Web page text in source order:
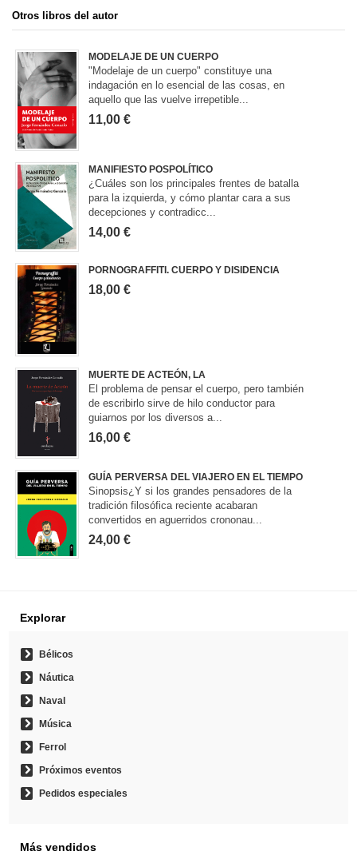
Otros libros del autor
MODELAJE DE UN CUERPO
"Modelaje de un cuerpo" constituye una
indagación en lo esencial de las cosas, en
aquello que las vuelve irrepetible...
11,00 €
MANIFIESTO POSPOLÍTICO
¿Cuáles son los principales frentes de batalla
para la izquierda, y cómo plantar cara a sus
decepciones y contradicc...
14,00 €
PORNOGRAFFITI. CUERPO Y DISIDENCIA
18,00 €
MUERTE DE ACTEÓN, LA
El problema de pensar el cuerpo, pero también
de escribirlo sirve de hilo conductor para
guiarnos por los diversos a...
16,00 €
GUÍA PERVERSA DEL VIAJERO EN EL TIEMPO
Sinopsis¿Y si los grandes pensadores de la
tradición filosófica reciente acabaran
convertidos en aguerridos crononau...
24,00 €
Explorar
Bélicos
Náutica
Naval
Música
Ferrol
Próximos eventos
Pedidos especiales
Más vendidos